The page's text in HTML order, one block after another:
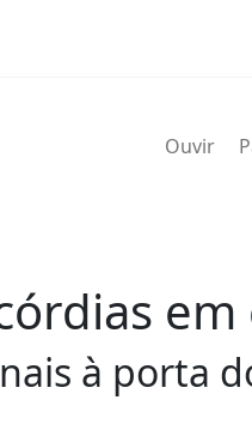
Ouvir
à porta